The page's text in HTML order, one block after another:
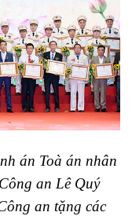
án Toà án nhân
an Lê Quý
an tặng các